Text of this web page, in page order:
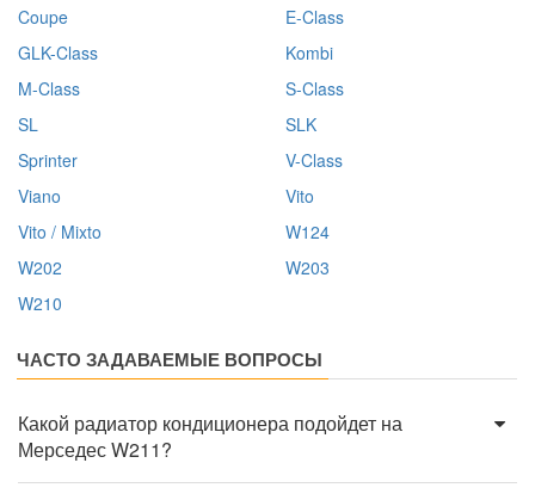
Coupe
E-Class
GLK-Class
Kombi
M-Class
S-Class
SL
SLK
Sprinter
V-Class
Viano
Vito
Vito / Mixto
W124
W202
W203
W210
ЧАСТО ЗАДАВАЕМЫЕ ВОПРОСЫ
Какой радиатор кондиционера подойдет на
Мерседес W211?